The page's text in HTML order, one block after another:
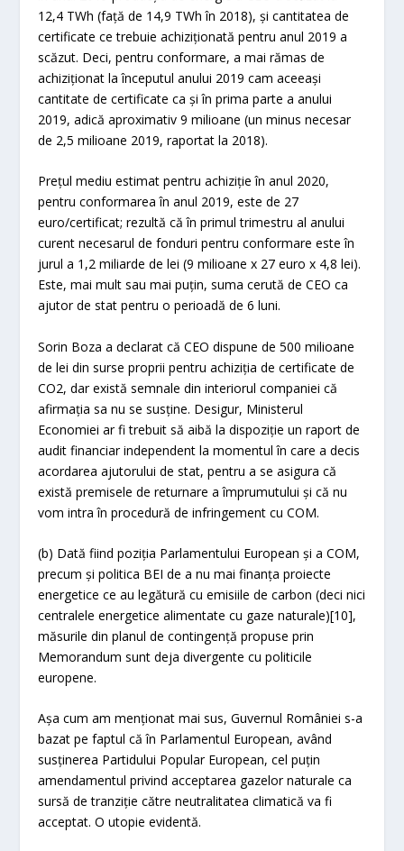
12,4 TWh (față de 14,9 TWh în 2018), și cantitatea de
certificate ce trebuie achiziționată pentru anul 2019 a
scăzut. Deci, pentru conformare, a mai rămas de
achiziționat la începutul anului 2019 cam aceeași
cantitate de certificate ca și în prima parte a anului
2019, adică aproximativ 9 milioane (un minus necesar
de 2,5 milioane 2019, raportat la 2018).
Prețul mediu estimat pentru achiziție în anul 2020,
pentru conformarea în anul 2019, este de 27
euro/certificat; rezultă că în primul trimestru al anului
curent necesarul de fonduri pentru conformare este în
jurul a 1,2 miliarde de lei (9 milioane x 27 euro x 4,8 lei).
Este, mai mult sau mai puțin, suma cerută de CEO ca
ajutor de stat pentru o perioadă de 6 luni.
Sorin Boza a declarat că CEO dispune de 500 milioane
de lei din surse proprii pentru achiziția de certificate de
CO2, dar există semnale din interiorul companiei că
afirmația sa nu se susține. Desigur, Ministerul
Economiei ar fi trebuit să aibă la dispoziție un raport de
audit financiar independent la momentul în care a decis
acordarea ajutorului de stat, pentru a se asigura că
există premisele de returnare a împrumutului și că nu
vom intra în procedură de infringement cu COM.
(b) Dată fiind poziția Parlamentului European și a COM,
precum și politica BEI de a nu mai finanța proiecte
energetice ce au legătură cu emisiile de carbon (deci nici
centralele energetice alimentate cu gaze naturale)[10],
măsurile din planul de contingență propuse prin
Memorandum sunt deja divergente cu politicile
europene.
Așa cum am menționat mai sus, Guvernul României s-a
bazat pe faptul că în Parlamentul European, având
susținerea Partidului Popular European, cel puțin
amendamentul privind acceptarea gazelor naturale ca
sursă de tranziție către neutralitatea climatică va fi
acceptat. O utopie evidentă.